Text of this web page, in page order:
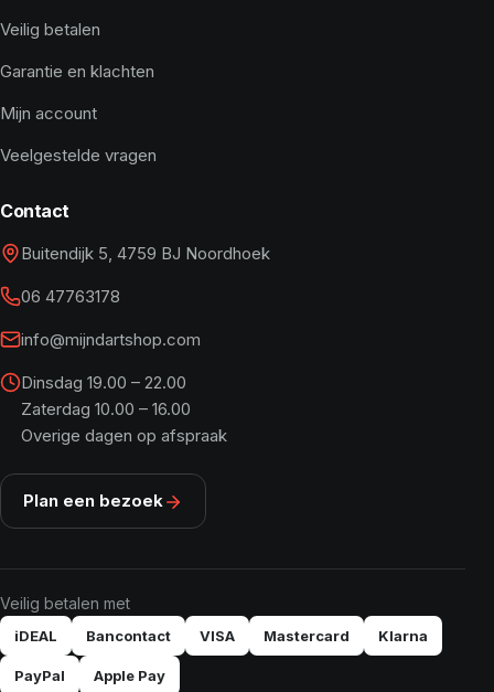
Veilig betalen
Garantie en klachten
Mijn account
Veelgestelde vragen
Contact
Buitendijk 5, 4759 BJ Noordhoek
06 47763178
info@mijndartshop.com
Dinsdag 19.00 – 22.00
Zaterdag 10.00 – 16.00
Overige dagen op afspraak
Plan een bezoek
Veilig betalen met
iDEAL Bancontact VISA Mastercard Klarna
PayPal Apple Pay